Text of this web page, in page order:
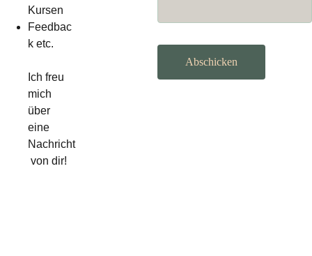
Abschicken
Kursen
Feedbac
k etc.
Ich freu
mich
über
eine
Nachricht
von dir!